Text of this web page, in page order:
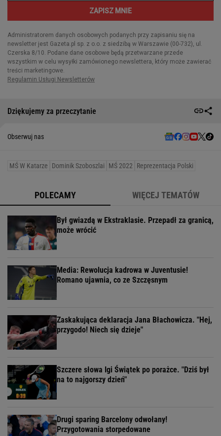
Dziękujemy za przeczytanie
Obserwuj nas
MŚ W Katarze Dominik Szoboszlai MŚ 2022 Reprezentacja Polski
POLECAMY WIĘCEJ TEMATÓW
Był gwiazdą w Ekstraklasie. Przepadł za granicą,
może wrócić
Media: Rewolucja kadrowa w Juventusie!
Romano ujawnia, co ze Szczęsnym
Zaskakująca deklaracja Jana Błachowicza. "Hej,
przygodo! Niech się dzieje"
Szczere słowa Igi Świątek po porażce. "Dziś był
na to najgorszy dzień"
Drugi sparing Barcelony odwołany!
Przygotowania storpedowane